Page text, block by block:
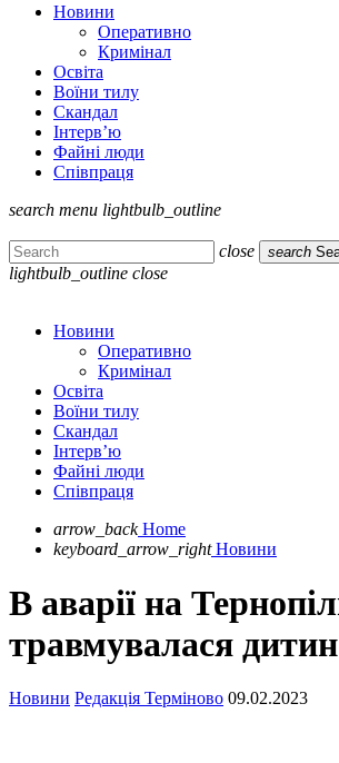
Новини
Оперативно
Кримінал
Освіта
Воїни тилу
Скандал
Інтерв’ю
Файні люди
Співпраця
search menu lightbulb_outline
close search
lightbulb_outline close
Новини
Оперативно
Кримінал
Освіта
Воїни тилу
Скандал
Інтерв’ю
Файні люди
Співпраця
arrow_back Home
keyboard_arrow_right Новини
В аварії на
травмувалася
Новини Редакція Терміново 09.02.2023